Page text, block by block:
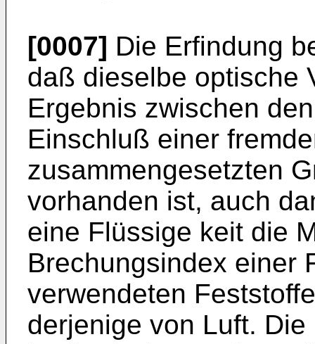
[0007] Die Erfindung
daß dieselbe optische
Ergebnis zwischen
Einschluß einer
zusammengesetzten
vorhanden ist, auch
eine Flüssige keit die
Brechungsindex einer
verwendeten
derjenige von Luft.